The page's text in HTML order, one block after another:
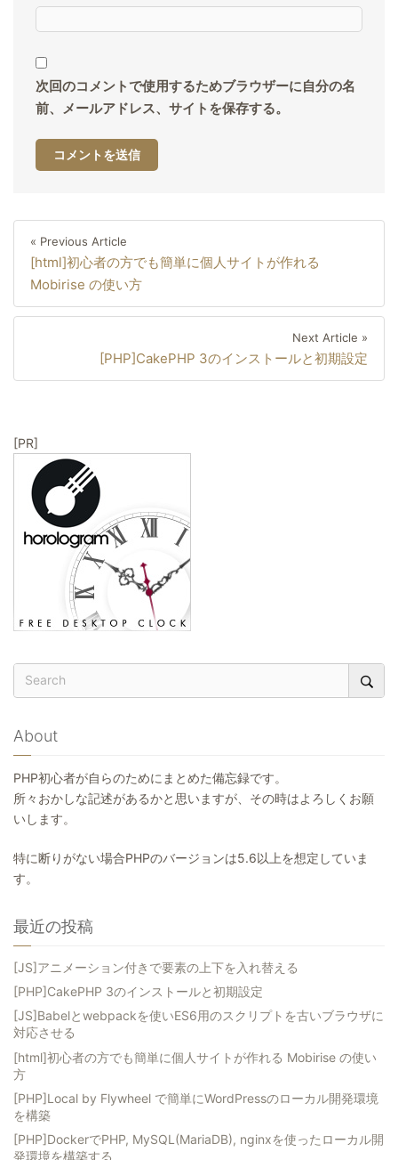
次回のコメントで使用するためブラウザーに自分の名
前、メールアドレス、サイトを保存する。
ビ
シ
Previous
Article
« Previous Article
[html]初心者の方でも簡単に個人サイトが作れる
Mobirise の使い方
Next Article »
[PHP]CakePHP 3のインストールと初期設定
[PR]
About
PHP初心者が自らのためにまとめた備忘録です。
所々おかしな記述があるかと思いますが、その時はよろしくお願
いします。
特に断りがない場合PHPのバージョンは5.6以上を想定していま
す。
最近の投稿
[JS]アニメーション付きで要素の上下を入れ替える
[PHP]CakePHP 3のインストールと初期設定
[JS]Babelとwebpackを使いES6用のスクリプトを古いブラウザに
対応させる
[html]初心者の方でも簡単に個人サイトが作れる Mobirise の使い
方
[PHP]Local by Flywheel で簡単にWordPressのローカル開発環境
を構築
[PHP]DockerでPHP, MySQL(MariaDB), nginxを使ったローカル開
発環境を構築する